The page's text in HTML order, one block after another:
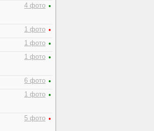
4 фото •
1 фото •
1 фото •
1 фото •
6 фото •
1 фото •
5 фото •